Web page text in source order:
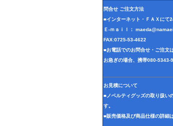
問合せ ご注文方法
■インターネット・ＦＡＸにて
Ｅ-ｍａｉｌ：
FAX:0725-53-4622
■お電話でのお問合せ・ご注
お急ぎの場合、携帯080-
お見積について
■ノベルティグッズの取り扱い
す。
■販売価格及び商品仕様の詳細